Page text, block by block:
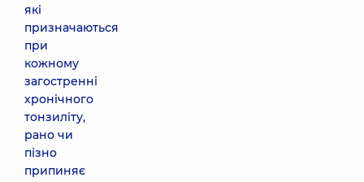
які
призначаються
при
кожному
загостренні
хронічного
тонзиліту,
рано чи
пізно
припиняє